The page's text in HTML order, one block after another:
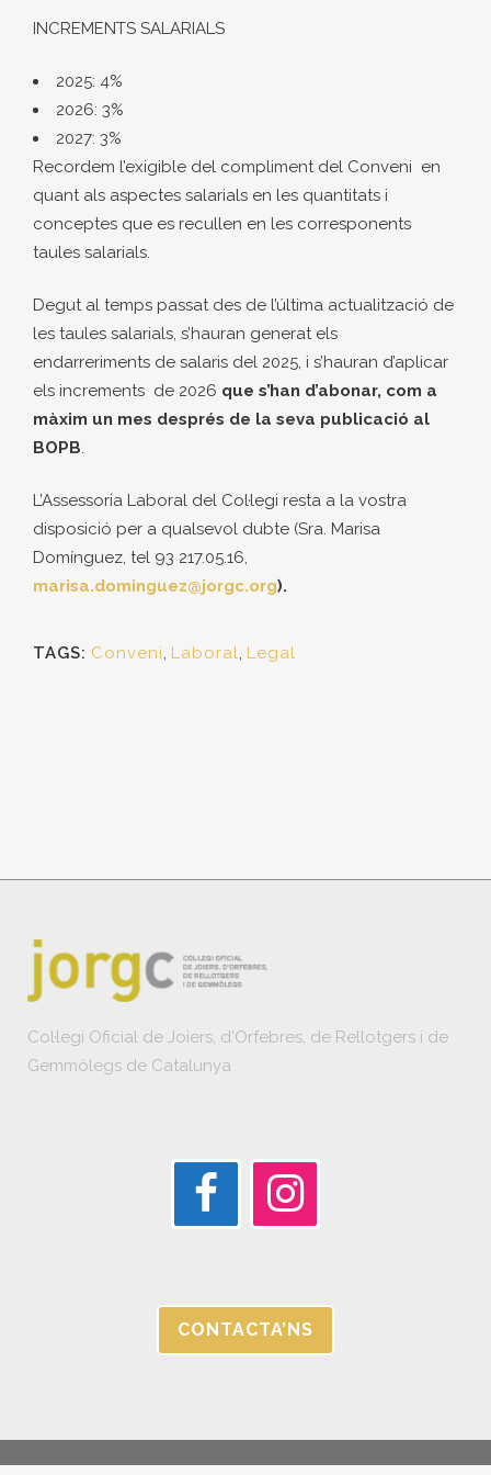
INCREMENTS SALARIALS
2025: 4%
2026: 3%
2027: 3%
Recordem l’exigible del compliment del Conveni en
quant als aspectes salarials en les quantitats i
conceptes que es recullen en les corresponents
taules salarials.
Degut al temps passat des de l’última actualització de
les taules salarials, s’hauran generat els
endarreriments de salaris del 2025, i s’hauran d’aplicar
els increments de 2026 que s’han d’abonar, com a
màxim un mes després de la seva publicació al
BOPB.
L’Assessoria Laboral del Col·legi resta a la vostra
disposició per a qualsevol dubte (Sra. Marisa
Domínguez, tel 93 217.05.16,
marisa.dominguez@jorgc.org).
TAGS: Conveni, Laboral, Legal
Col·legi Oficial de Joiers, d'Orfebres, de Rellotgers i de
Gemmòlegs de Catalunya
CONTACTA’NS